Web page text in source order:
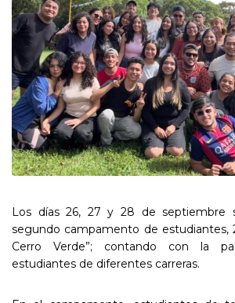
Los días 26, 27 y 28 de septiembre
segundo campamento de estudiantes,
Cerro Verde”; contando con la
estudiantes de diferentes carreras.